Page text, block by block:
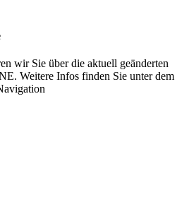
wir Sie über die aktuell geänderten
Weitere Infos finden Sie unter dem